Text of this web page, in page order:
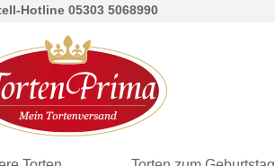
Hotline 05303 5068990